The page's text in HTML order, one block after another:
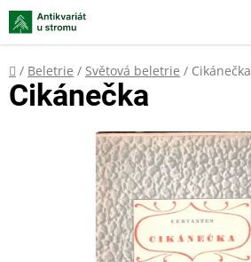
Přejít
na
obsah
Domů
/ Beletrie / Světová beletrie / Cikánečka
Cikánečka